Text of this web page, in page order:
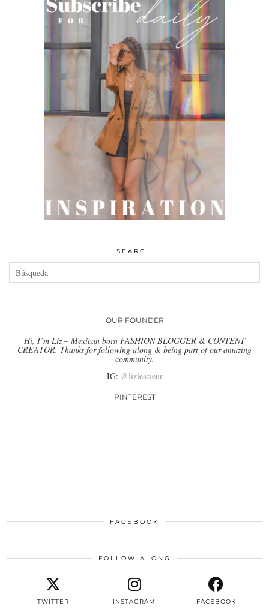
SEARCH
OUR FOUNDER
Hi, I’m Liz – Mexican born FASHION BLOGGER & CONTENT
CREATOR. Thanks for following along & being part of our amazing
community.
IG: @lizlescieur
PINTEREST
FACEBOOK
FOLLOW ALONG
TWITTER INSTAGRAM FACEBOOK